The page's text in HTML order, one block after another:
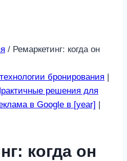
/ Ремаркетинг: когда он
бронирования
решения для
в Google в [year]
когда он